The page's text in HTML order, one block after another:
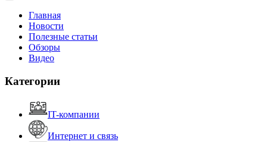
Главная
Новости
Полезные статьи
Обзоры
Видео
Категории
IT-компании
Интернет и связь